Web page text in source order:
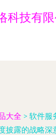
科技有
大全 > 软件服
披露的战略深